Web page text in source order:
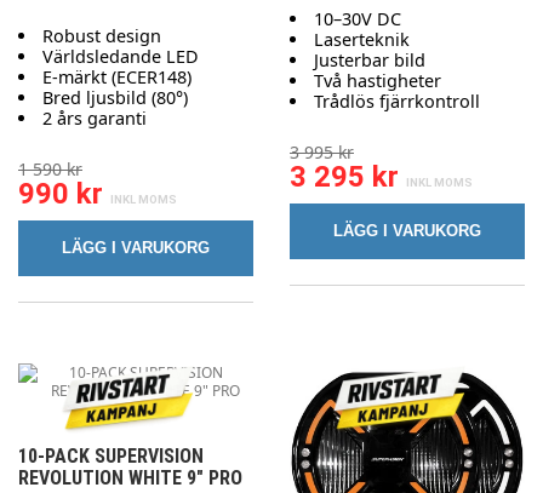
Robust design
Världsledande LED
E-märkt (ECER148)
Bred ljusbild (80°)
2 års garanti
1 590 kr
990 kr
LÄGG I VARUKORG
10–30V DC
Laserteknik
Justerbar bild
Två hastigheter
Trådlös fjärrkontroll
3 995 kr
3 295 kr
LÄGG I VARUKORG
10-PACK SUPERVISION
REVOLUTION WHITE 9" PRO